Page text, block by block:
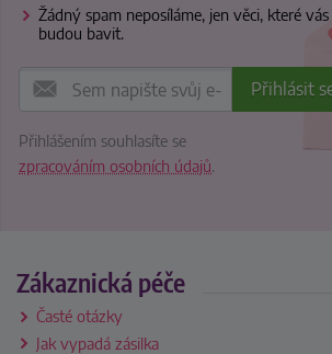
Žádný spam neposíláme, jen věci, které vás
budou bavit.
Přihlášením souhlasíte se
zpracováním osobních údajů.
Zákaznická péče
Časté otázky
Jak vypadá zásilka